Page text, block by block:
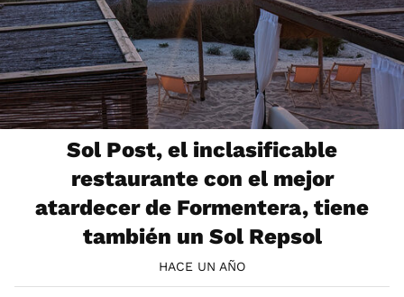
Sol Post, el inclasificable
restaurante con el mejor
atardecer de Formentera, tiene
también un Sol Repsol
HACE UN AÑO